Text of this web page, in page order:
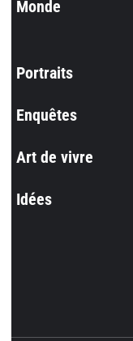
Monde
Portraits
Enquêtes
Art de vivre
Idées